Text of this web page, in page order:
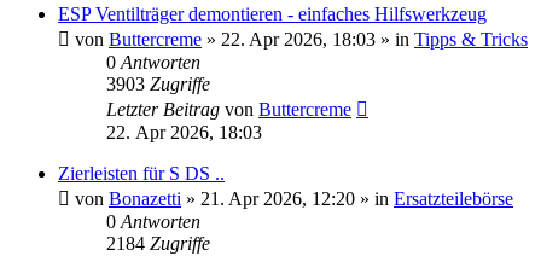
ESP Ventilträger demontieren - einfaches Hilfswerkzeug
von Buttercreme » 22. Apr 2026, 18:03 » in Tipps & Tricks
0 Antworten
3903 Zugriffe
Letzter Beitrag von Buttercreme
22. Apr 2026, 18:03
Zierleisten für S DS ..
von Bonazetti » 21. Apr 2026, 12:20 » in Ersatzteilebörse
0 Antworten
2184 Zugriffe